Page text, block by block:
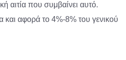
αιτία που συμβαίνει αυτό.
και αφορά το 4%-8% του γενικού